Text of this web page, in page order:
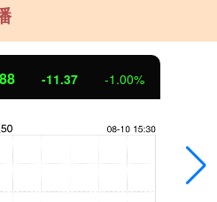
-11.37 -1.00%